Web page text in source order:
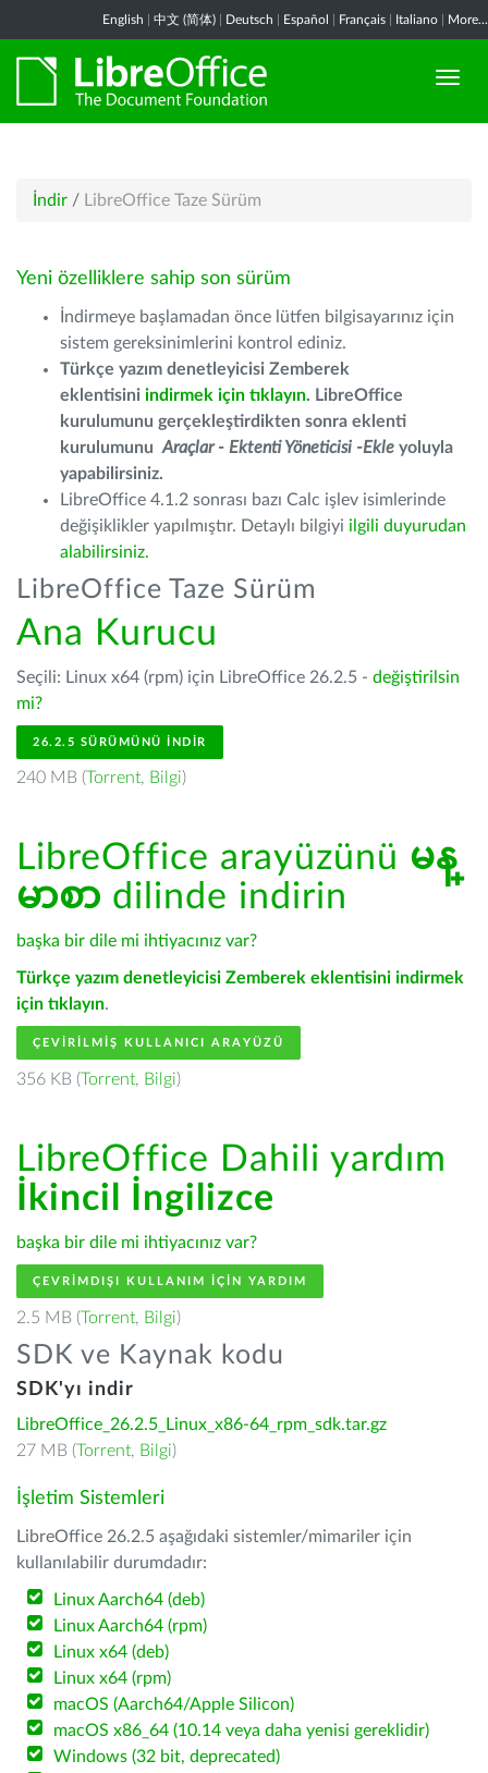
English 中文 (简体) Deutsch Español Français Italiano More...
İndir / LibreOffice Taze Sürüm
Yeni özelliklere sahip son sürüm
İndirmeye başlamadan önce lütfen bilgisayarınız için
sistem gereksinimlerini kontrol ediniz.
Türkçe yazım denetleyicisi Zemberek
eklentisini indirmek için tıklayın. LibreOffice
kurulumunu gerçekleştirdikten sonra eklenti
kurulumunu Araçlar - Ektenti Yöneticisi -Ekle yoluyla
yapabilirsiniz.
LibreOffice 4.1.2 sonrası bazı Calc işlev isimlerinde
değişiklikler yapılmıştır. Detaylı bilgiyi ilgili duyurudan
alabilirsiniz.
LibreOffice Taze Sürüm
Ana Kurucu
Seçili: Linux x64 (rpm) için LibreOffice 26.2.5 - değiştirilsin
mi?
26.2.5 SÜRÜMÜNÜ İNDIR
240 MB (Torrent, Bilgi)
LibreOffice arayüzünü မန္
မာစာ dilinde indirin
başka bir dile mi ihtiyacınız var?
Türkçe yazım denetleyicisi Zemberek eklentisini indirmek
için tıklayın.
ÇEVIRILMIŞ KULLANICI ARAYÜZÜ
356 KB (Torrent, Bilgi)
LibreOffice Dahili yardım
İkincil İngilizce
başka bir dile mi ihtiyacınız var?
ÇEVRIMDIŞI KULLANIM IÇIN YARDIM
2.5 MB (Torrent, Bilgi)
SDK ve Kaynak kodu
SDK'yı indir
LibreOffice_26.2.5_Linux_x86-64_rpm_sdk.tar.gz
27 MB (Torrent, Bilgi)
İşletim Sistemleri
LibreOffice 26.2.5 aşağıdaki sistemler/mimariler için
kullanılabilir durumdadır:
Linux Aarch64 (deb)
Linux Aarch64 (rpm)
Linux x64 (deb)
Linux x64 (rpm)
macOS (Aarch64/Apple Silicon)
macOS x86_64 (10.14 veya daha yenisi gereklidir)
Windows (32 bit, deprecated)